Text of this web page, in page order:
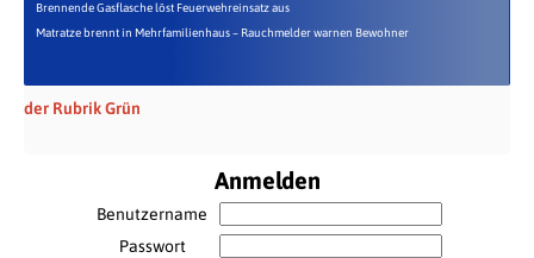
Brennende Gasflasche löst Feuerwehreinsatz aus
Matratze brennt in Mehrfamilienhaus – Rauchmelder warnen Bewohner
der Rubrik Grün
Anmelden
Benutzername
Passwort